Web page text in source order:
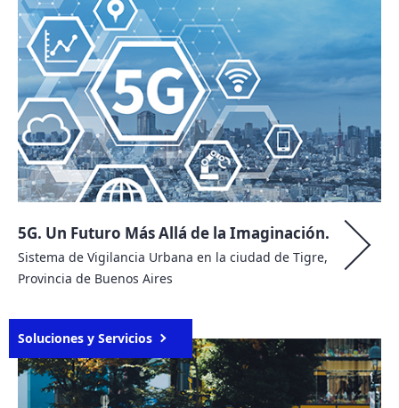
5G. Un Futuro Más Allá de la Imaginación.
Sistema de Vigilancia Urbana en la ciudad de Tigre,
Provincia de Buenos Aires
Soluciones y Servicios